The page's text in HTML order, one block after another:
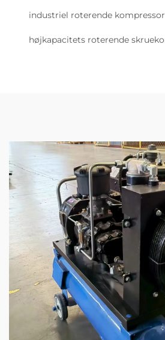
industriel roterende kompressor
højkapacitets roterende